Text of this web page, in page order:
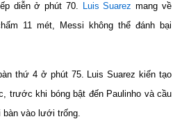
diễn ở phút 70. Luis Suarez mang về
11 mét, Messi không thể đánh bại
thứ 4 ở phút 75. Luis Suarez kiến tạo
trước khi bóng bật đến Paulinho và cầu
bàn vào lưới trống.